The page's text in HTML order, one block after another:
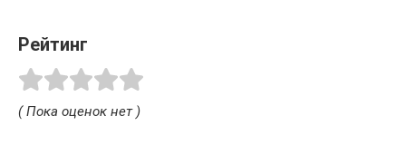
Рейтинг
( Пока оценок нет )